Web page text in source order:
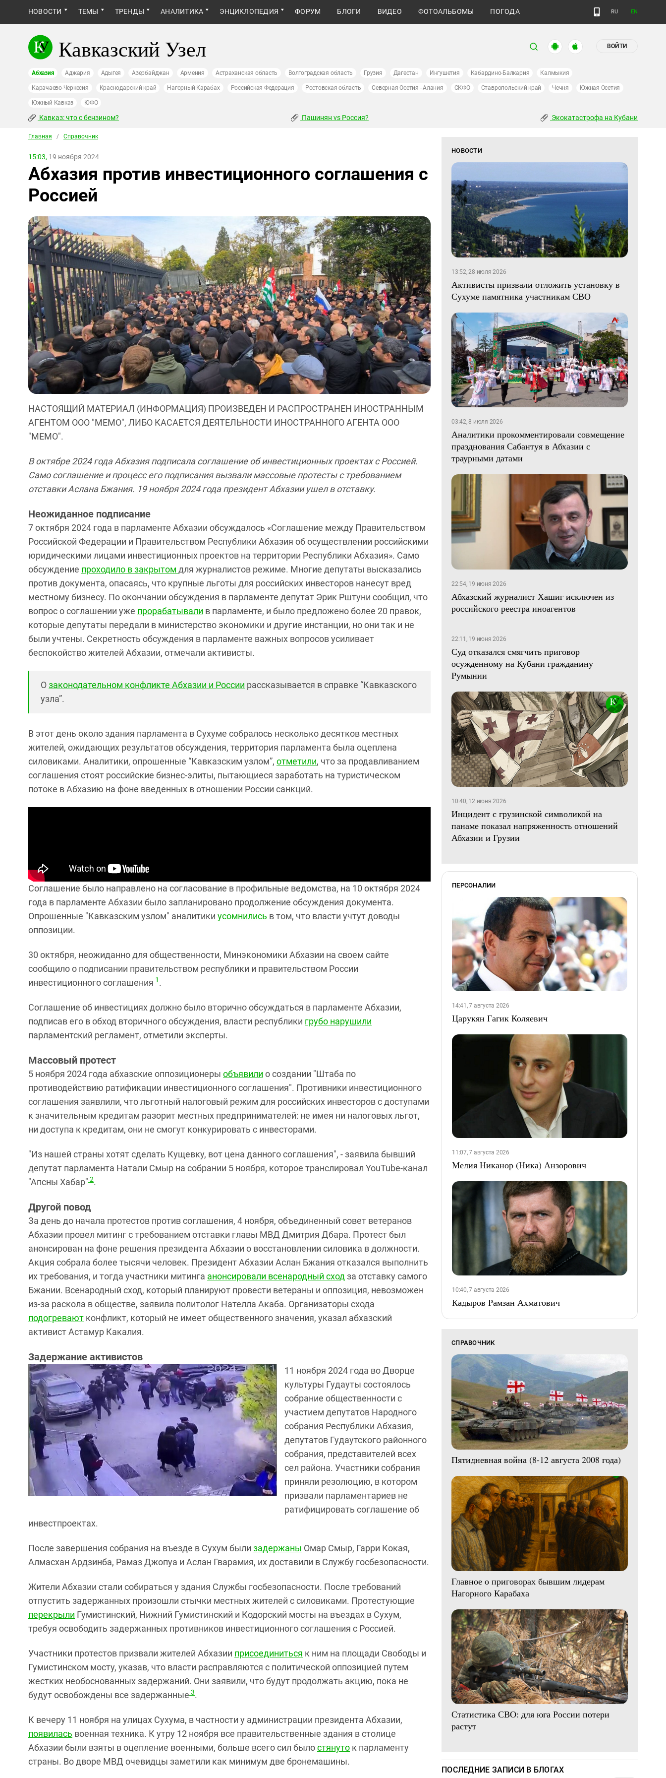
НОВОСТИ ТЕМЫ ТРЕНДЫ АНАЛИТИКА ЭНЦИКЛОПЕДИЯ ФОРУМ БЛОГИ ВИДЕО ФОТОАЛЬБОМЫ ПОГОДА RU EN
Кавказский Узел ВОЙТИ
Абхазия Аджария Адыгея Азербайджан Армения Астраханская область Волгоградская область Грузия Дагестан Ингушетия Кабардино-Балкария Калмыкия
Карачаево-Черкесия Краснодарский край Нагорный Карабах Российская Федерация Ростовская область Северная Осетия - Алания СКФО Ставропольский край Чечня Южная Осетия
Южный Кавказ ЮФО
Кавказ: что с бензином? Пашинян vs Россия? Экокатастрофа на Кубани
Главная / Справочник
15:03, 19 ноября 2024
Абхазия против инвестиционного соглашения с
Россией
НАСТОЯЩИЙ МАТЕРИАЛ (ИНФОРМАЦИЯ) ПРОИЗВЕДЕН И РАСПРОСТРАНЕН ИНОСТРАННЫМ
АГЕНТОМ ООО "МЕМО", ЛИБО КАСАЕТСЯ ДЕЯТЕЛЬНОСТИ ИНОСТРАННОГО АГЕНТА ООО
"МЕМО".
В октябре 2024 года Абхазия подписала соглашение об инвестиционных проектах с Россией.
Само соглашение и процесс его подписания вызвали массовые протесты с требованием
отставки Аслана Бжания. 19 ноября 2024 года президент Абхазии ушел в отставку.
Неожиданное подписание
7 октября 2024 года в парламенте Абхазии обсуждалось «Соглашение между Правительством
Российской Федерации и Правительством Республики Абхазия об осуществлении российскими
юридическими лицами инвестиционных проектов на территории Республики Абхазия». Само
обсуждение проходило в закрытом для журналистов режиме. Многие депутаты высказались
против документа, опасаясь, что крупные льготы для российских инвесторов нанесут вред
местному бизнесу. По окончании обсуждения в парламенте депутат Эрик Рштуни сообщил, что
вопрос о соглашении уже прорабатывали в парламенте, и было предложено более 20 правок,
которые депутаты передали в министерство экономики и другие инстанции, но они так и не
были учтены. Секретность обсуждения в парламенте важных вопросов усиливает
беспокойство жителей Абхазии, отмечали активисты.
Озаконодательном конфликте Абхазии и России рассказывается в справке “Кавказского
узла”.
В этот день около здания парламента в Сухуме собралось несколько десятков местных
жителей, ожидающих результатов обсуждения, территория парламента была оцеплена
силовиками. Аналитики, опрошенные “Кавказским узлом”, отметили, что за продавливанием
соглашения стоят российские бизнес-элиты, пытающиеся заработать на туристическом
потоке в Абхазию на фоне введенных в отношении России санкций.
Соглашение было направлено на согласование в профильные ведомства, на 10 октября 2024
года в парламенте Абхазии было запланировано продолжение обсуждения документа.
Опрошенные "Кавказским узлом" аналитики усомнились в том, что власти учтут доводы
оппозиции.
30 октября, неожиданно для общественности, Минэкономики Абхазии на своем сайте
сообщило о подписании правительством республики и правительством России
инвестиционного соглашения 1 .
Соглашение об инвестициях должно было вторично обсуждаться в парламенте Абхазии,
подписав его в обход вторичного обсуждения, власти республики грубо нарушили
парламентский регламент, отметили эксперты.
Массовый протест
5 ноября 2024 года абхазские оппозиционеры объявили о создании "Штаба по
противодействию ратификации инвестиционного соглашения". Противники инвестиционного
соглашения заявлили, что льготный налоговый режим для российских инвесторов с доступами
к значительным кредитам разорит местных предпринимателей: не имея ни налоговых льгот,
ни доступа к кредитам, они не смогут конкурировать с инвесторами.
"Из нашей страны хотят сделать Кущевку, вот цена данного соглашения", - заявила бывший
депутат парламента Натали Смыр на собрании 5 ноября, которое транслировал YouTube-канал
"Апсны Хабар" 2.
Другой повод
За день до начала протестов против соглашения, 4 ноября, объединенный совет ветеранов
Абхазии провел митинг с требованием отставки главы МВД Дмитрия Дбара. Протест был
анонсирован на фоне решения президента Абхазии о восстановлении силовика в должности.
Акция собрала более тысячи человек. Президент Абхазии Аслан Бжания отказался выполнить
их требования, и тогда участники митинга анонсировали всенародный сходза отставку самого
Бжании. Всенародный сход, который планируют провести ветераны и оппозиция, невозможен
из-за раскола в обществе, заявила политолог Нателла Акаба. Организаторы схода
подогревают конфликт, который не имеет общественного значения, указал абхазский
активист Астамур Какалия.
Задержание активистов
11 ноября 2024 года во Дворце
культуры Гудауты состоялось
собрание общественности с
участием депутатов Народного
собрания Республики Абхазия,
депутатов Гудаутского районного
собрания, представителей всех
сел района. Участники собрания
приняли резолюцию, в котором
призвали парламентариев не
ратифицировать соглашение об
инвестпроектах.
После завершения собрания на въезде в Сухум были задержаны Омар Смыр, Гарри Кокая,
Алмасхан Ардзинба, Рамаз Джопуа и Аслан Гварамия, их доставили в Службу госбезопасности.
Жители Абхазии стали собираться у здания Службы госбезопасности. После требований
отпустить задержанных произошли стычки местных жителей с силовиками. Протестующие
перекрыли Гумистинский, Нижний Гумистинский и Кодорский мосты на въездах в Сухум,
требуя освободить задержанных противников инвестиционного соглашения с Россией.
Участники протестов призвали жителей Абхазии присоединиться к ним на площади Свободы и
Гумистинском мосту, указав, что власти расправляются с политической оппозицией путем
жестких необоснованных задержаний. Они заявили, что будут продолжать акцию, пока не
будут освобождены все задержанные 3.
К вечеру 11 ноября на улицах Сухума, в частности у администрации президента Абхазии,
появилась военная техника. К утру 12 ноября все правительственные здания в столице
Абхазии были взяты в оцепление военными, больше всего сил былостянуто к парламенту
страны. Во дворе МВД очевидцы заметили как минимум две бронемашины.
НОВОСТИ
13:52, 28 июля 2026
Активисты призвали отложить установку в
Сухуме памятника участникам СВО
03:42, 8 июля 2026
Аналитики прокомментировали совмещение
празднования Сабантуя в Абхазии с
траурными датами
22:54, 19 июня 2026
Абхазский журналист Хашиг исключен из
российского реестра иноагентов
22:11, 19 июня 2026
Суд отказался смягчить приговор
осужденному на Кубани гражданину
Румынии
10:40, 12 июня 2026
Инцидент с грузинской символикой на
панаме показал напряженность отношений
Абхазии и Грузии
ПЕРСОНАЛИИ
14:41, 7 августа 2026
Царукян Гагик Коляевич
11:07, 7 августа 2026
Мелия Никанор (Ника) Анзорович
10:40, 7 августа 2026
Кадыров Рамзан Ахматович
СПРАВОЧНИК
Пятидневная война (8-12 августа 2008 года)
Главное о приговорах бывшим лидерам
Нагорного Карабаха
Статистика СВО: для юга России потери
растут
ПОСЛЕДНИЕ ЗАПИСИ В БЛОГАХ